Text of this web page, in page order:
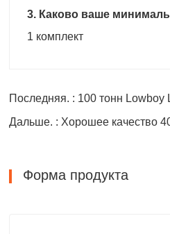
3. Каково ваше
1 комплект
Последняя. : 100 тонн Lowboy
Форма продукта